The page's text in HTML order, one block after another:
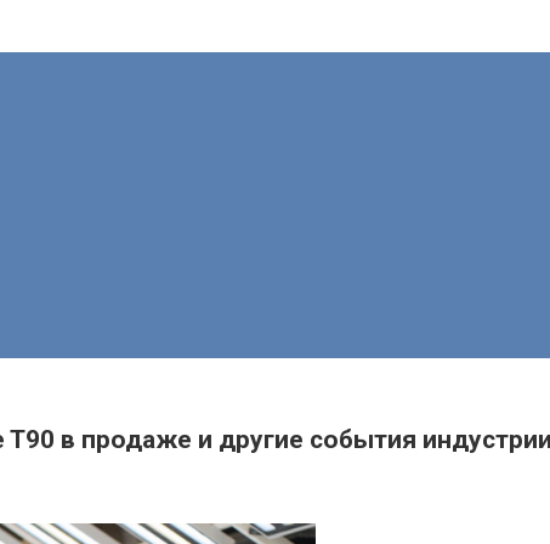
в продаже и другие события